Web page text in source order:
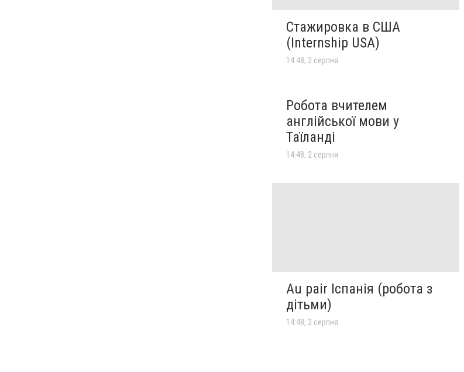
Стажировка в США
(Internship USA)
14:48, 2 серпня
Робота вчителем
англійської мови у
Таїланді
14:48, 2 серпня
Au pair Іспанія (робота з
дітьми)
14:48, 2 серпня